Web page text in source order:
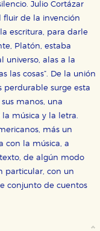
Julio Cortázar
fluir de la invención
escritura, para darle
Platón, estaba
universo, alas a la
las cosas”. De la unión
perdurable surge esta
manos, una
música y la letra.
más un
con la música, a
de algún modo
particular, con un
conjunto de cuentos